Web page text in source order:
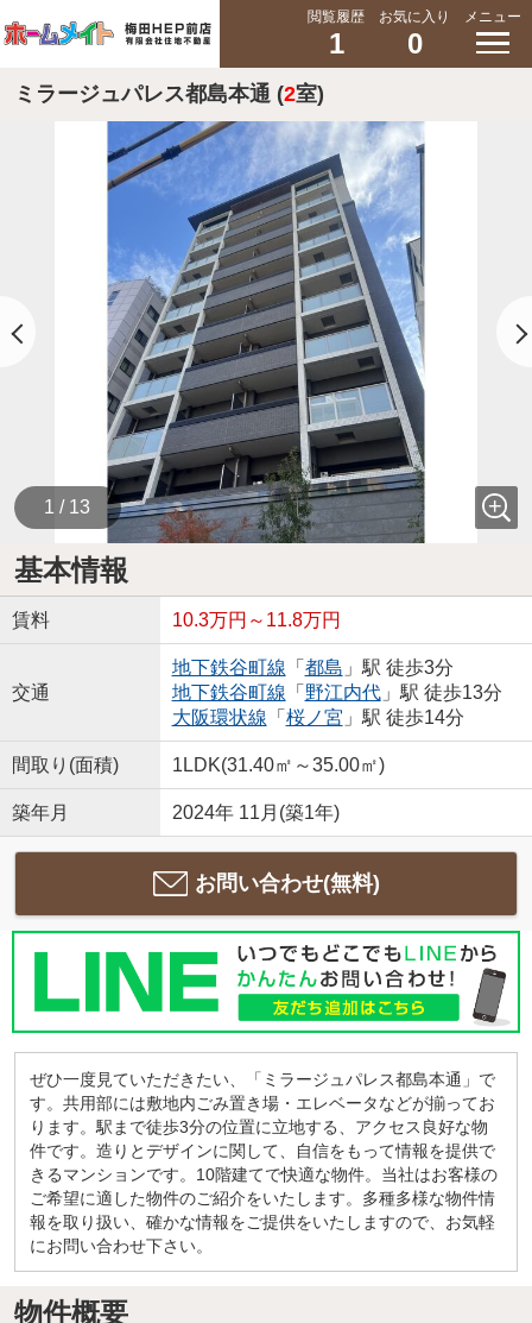
閲覧履歴
1
お気に入り
0
メニュー
ミラージュパレス都島本通 (2室)
1 / 13
基本情報
賃料 10.3万円～11.8万円
交通
地下鉄谷町線 「 都島 」駅 徒歩3分
地下鉄谷町線 「 野江内代」駅 徒歩13分
大阪環状線 「 桜ノ宮 」駅 徒歩14分
間取り(面積) 1LDK(31.40㎡～35.00㎡)
築年月 2024年 11月(築1年)
お問い合わせ(無料)
ぜひ一度見ていただきたい、「ミラージュパレス都島本通」で
す。共用部には敷地内ごみ置き場・エレベータなどが揃ってお
ります。駅まで徒歩3分の位置に立地する、アクセス良好な物
件です。造りとデザインに関して、自信をもって情報を提供で
きるマンションです。10階建てで快適な物件。当社はお客様の
ご希望に適した物件のご紹介をいたします。多種多様な物件情
報を取り扱い、確かな情報をご提供をいたしますので、お気軽
にお問い合わせ下さい。
物件概要